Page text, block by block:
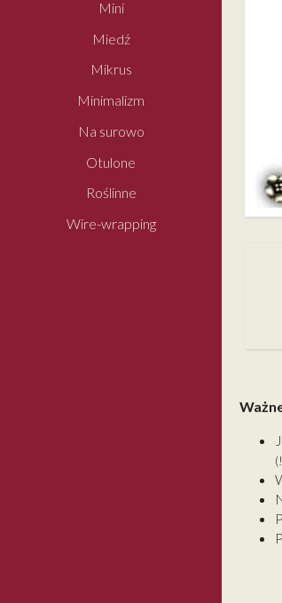
Mini
Miedź
Mikrus
Minimalizm
Na surowo
Otulone
Roślinne
Wire-wrapping